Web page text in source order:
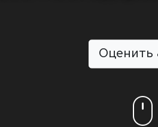
Оценить